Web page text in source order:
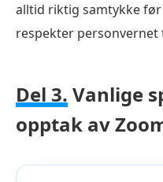
alltid riktig samtykke
respekter personvernet
Del 3. Vanlige
opptak av